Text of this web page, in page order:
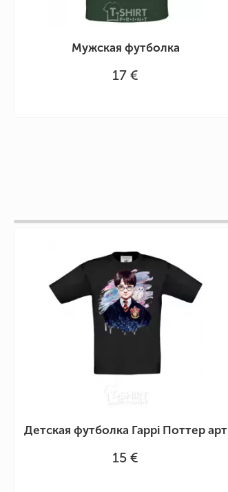
Мужская футболка
17 €
Детская футболка Гаррі Поттер арт
15 €